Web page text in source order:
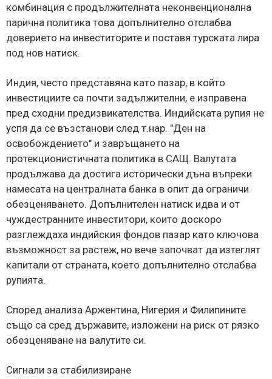
комбинация с продължителната неконвенционална
парична политика това допълнително отслабва
доверието на инвеститорите и поставя турската лира
под нов натиск.
Индия, често представяна като пазар, в който
инвестициите са почти задължителни, е изправена
пред сходни предизвикателства. Индийската рупия не
успя да се възстанови след т.нар. "Ден на
освобождението" и завръщането на
протекционистичната политика в САЩ. Валутата
продължава да достига исторически дъна въпреки
намесата на централната банка в опит да ограничи
обезценяването. Допълнителен натиск идва и от
чуждестранните инвеститори, които доскоро
разглеждаха индийския фондов пазар като ключова
възможност за растеж, но вече започват да изтеглят
капитали от страната, което допълнително отслабва
рупията.
Според анализа Аржентина, Нигерия и Филипините
също са сред държавите, изложени на риск от рязко
обезценяване на валутите си.
Сигнали за стабилизиране